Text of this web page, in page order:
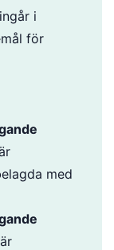
ingår i
för
med
är